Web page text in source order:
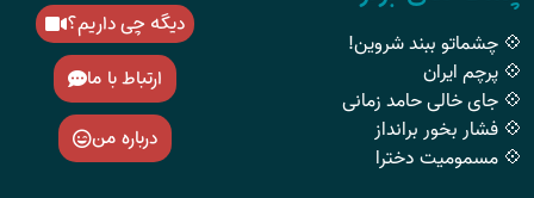
💠 چشماتو ببند شروین!
💠 پرچم ایران
💠 جای خالی حامد زمانی
💠 فشار بخور برانداز
💠 مسمومیت دخترا
دیگه چی داریم؟
ارتباط با ما
درباره من